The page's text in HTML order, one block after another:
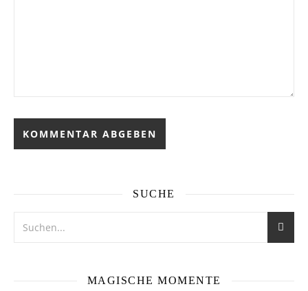
SUCHE
MAGISCHE MOMENTE